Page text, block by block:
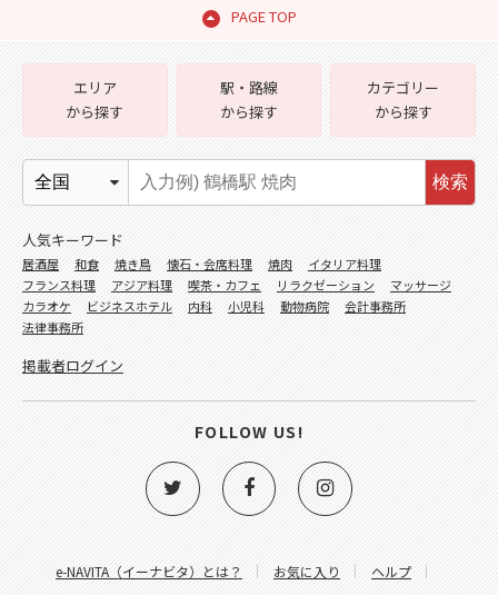
PAGE TOP
e-NAVITA（イーナビタ）とは？ お気に入り
ヘルプ
エリア
から探す
駅・路線
から探す
カテゴリー
から探す
検索
人気キーワード
居酒屋 和食 焼き鳥 懐石・会席料理 焼肉
イタリア料理
フランス料理
アジア料理 喫茶・カフェ リラクゼーション
マッサージ
カラオケ
ビジネスホテル 内科 小児科 動物病院
会計事務所
法律事務所
掲載者ログイン
FOLLOW US!